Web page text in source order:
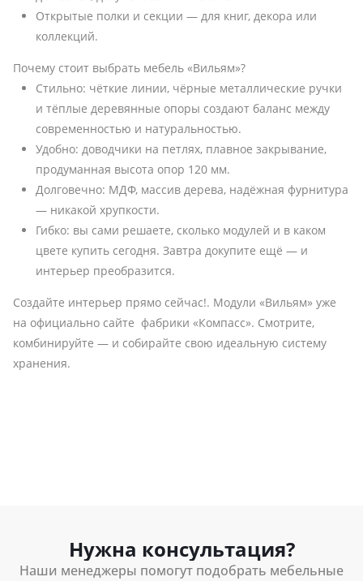
Открытые полки и секции — для книг, декора или
коллекций.
Почему стоит выбрать мебель «Вильям»?
Стильно: чёткие линии, чёрные металлические ручки
и тёплые деревянные опоры создают баланс между
современностью и натуральностью.
Удобно: доводчики на петлях, плавное закрывание,
продуманная высота опор 120 мм.
Долговечно: МДФ, массив дерева, надёжная фурнитура
— никакой хрупкости.
Гибко: вы сами решаете, сколько модулей и в каком
цвете купить сегодня. Завтра докупите ещё — и
интерьер преобразится.
Создайте интерьер прямо сейчас!. Модули «Вильям» уже
на официально сайте фабрики «Компасс». Смотрите,
комбинируйте — и собирайте свою идеальную систему
хранения.
Нужна консультация?
Наши менеджеры помогут подобрать мебельные